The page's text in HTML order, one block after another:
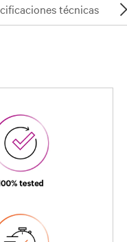
técnicas